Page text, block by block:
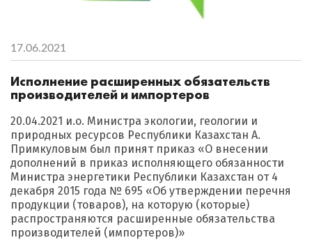
17.06.2021
Исполнение расширенных обязательств
производителей и импортеров
20.04.2021 и.о. Министра экологии, геологии и
природных ресурсов Республики Казахстан А.
Примкуловым был принят приказ «О внесении
дополнений в приказ исполняющего обязанности
Министра энергетики Республики Казахстан от 4
декабря 2015 года № 695 «Об утверждении перечня
продукции (товаров), на которую (которые)
распространяются расширенные обязательства
производителей (импортеров)»